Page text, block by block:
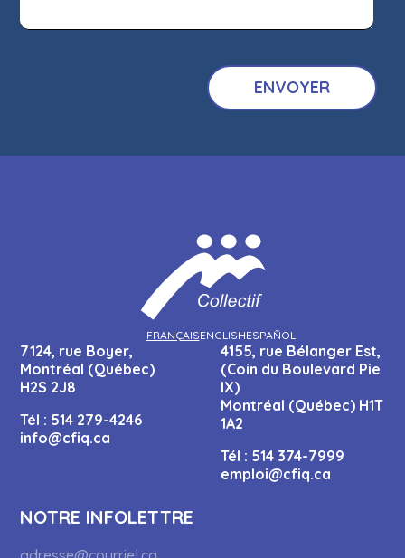
FRANÇAISENGLISHESPAÑOL
7124, rue Boyer,
Montréal (Québec)
H2S 2J8
Tél : 514 279-4246
info@cfiq.ca
4155, rue Bélanger Est,
(Coin du Boulevard Pie
IX)
Montréal (Québec) H1T
1A2
Tél : 514 374-7999
emploi@cfiq.ca
NOTRE INFOLETTRE